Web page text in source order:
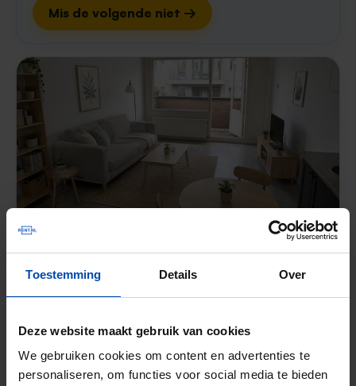
Toestemming Details Over
Deze website maakt gebruik van cookies
We gebruiken cookies om content en advertenties te
personaliseren, om functies voor social media te bieden
Mis de volgende niet →
Appartement Wannerplein
Heerlen
€ 1.375p/m
65m² 3 kamers Bekijk & reageer →